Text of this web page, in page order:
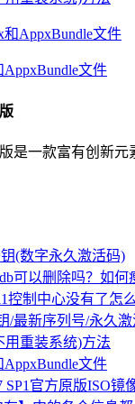
文件
是一款富有创新
(数字永久激活码)
可以删除吗？如何
控制中心没有了怎
/最新序列号/永久
用重装系统)方法
文件
官方原版ISO镜